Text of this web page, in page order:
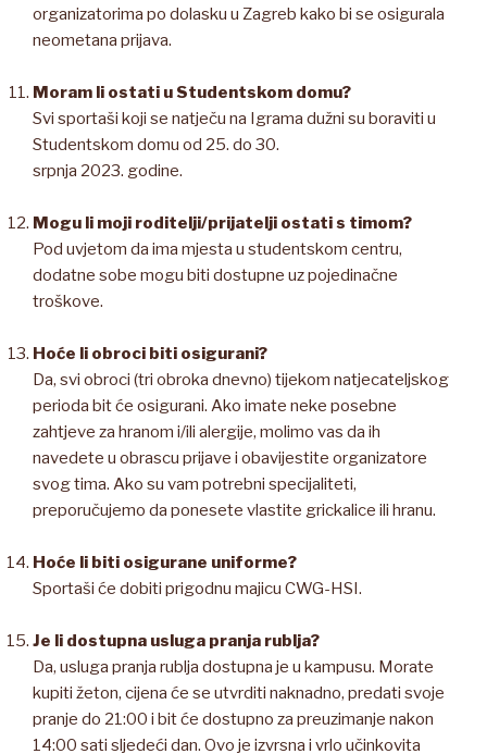
organizatorima po dolasku u Zagreb kako bi se osigurala
neometana prijava.
Moram li ostati u Studentskom domu?
Svi sportaši koji se natječu na Igrama dužni su boraviti u
Studentskom domu od 25. do 30.
srpnja 2023. godine.
Mogu li moji roditelji/prijatelji ostati s timom?
Pod uvjetom da ima mjesta u studentskom centru,
dodatne sobe mogu biti dostupne uz pojedinačne
troškove.
Hoće li obroci biti osigurani?
Da, svi obroci (tri obroka dnevno) tijekom natjecateljskog
perioda bit će osigurani. Ako imate neke posebne
zahtjeve za hranom i/ili alergije, molimo vas da ih
navedete u obrascu prijave i obavijestite organizatore
svog tima. Ako su vam potrebni specijaliteti,
preporučujemo da ponesete vlastite grickalice ili hranu.
Hoće li biti osigurane uniforme?
Sportaši će dobiti prigodnu majicu CWG-HSI.
Je li dostupna usluga pranja rublja?
Da, usluga pranja rublja dostupna je u kampusu. Morate
kupiti žeton, cijena će se utvrditi naknadno, predati svoje
pranje do 21:00 i bit će dostupno za preuzimanje nakon
14:00 sati sljedeći dan. Ovo je izvrsna i vrlo učinkovita